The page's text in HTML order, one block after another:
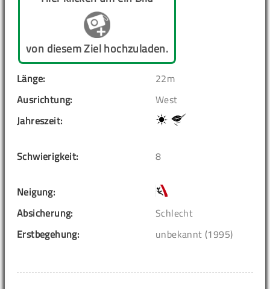
von diesem Ziel hochzuladen.
Länge:
22m
Ausrichtung:
West
Jahreszeit:
Schwierigkeit: 8
Neigung:
Absicherung:
Schlecht
Erstbegehung:
unbekannt (1995)